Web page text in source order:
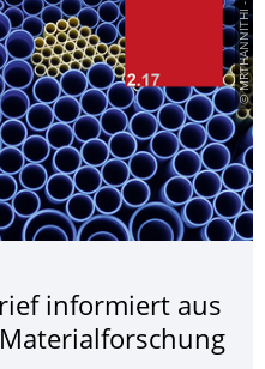
© MRTHANNITHI - Fotolia
informiert aus